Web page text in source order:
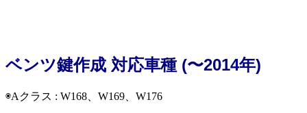
ベンツ鍵作成 対応車種 (〜2014年)
◉Aクラス : W168、W169、W176